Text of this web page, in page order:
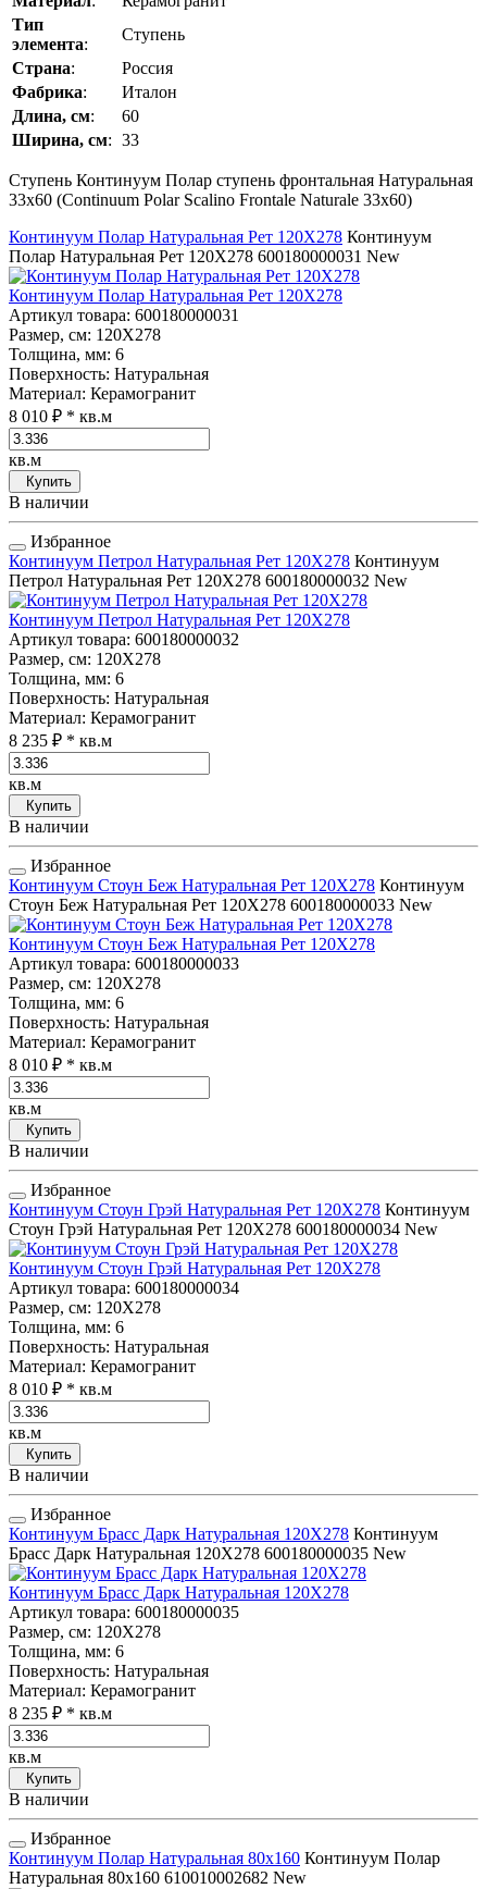
Тип
элемента:
Ступень
Страна:
Россия
Фабрика:
Италон
Длина, см:
60
Ширина, см: 33
Ступень Континуум Полар ступень фронтальная Натуральная
33x60 (Continuum Polar Scalino Frontale Naturale 33x60)
Континуум Полар Натуральная Рет 120Х278 Континуум
Полар Натуральная Рет 120Х278 600180000031 New
Континуум Полар Натуральная Рет 120Х278
Артикул товара: 600180000031
Размер, см: 120Х278
Толщина, мм: 6
Поверхность: Натуральная
Материал: Керамогранит
8 010 ₽ * кв.м
кв.м
Купить
В наличии
Избранное
Континуум Петрол Натуральная Рет 120Х278 Континуум
Петрол Натуральная Рет 120Х278 600180000032 New
Континуум Петрол Натуральная Рет 120Х278
Артикул товара: 600180000032
Размер, см: 120Х278
Толщина, мм: 6
Поверхность: Натуральная
Материал: Керамогранит
8 235 ₽ * кв.м
кв.м
Купить
В наличии
Избранное
Континуум Стоун Беж Натуральная Рет 120Х278 Континуум
Стоун Беж Натуральная Рет 120Х278 600180000033 New
Континуум Стоун Беж Натуральная Рет 120Х278
Артикул товара: 600180000033
Размер, см: 120Х278
Толщина, мм: 6
Поверхность: Натуральная
Материал: Керамогранит
8 010 ₽ * кв.м
кв.м
Купить
В наличии
Избранное
Континуум Стоун Грэй Натуральная Рет 120Х278 Континуум
Стоун Грэй Натуральная Рет 120Х278 600180000034 New
Континуум Стоун Грэй Натуральная Рет 120Х278
Артикул товара: 600180000034
Размер, см: 120Х278
Толщина, мм: 6
Поверхность: Натуральная
Материал: Керамогранит
8 010 ₽ * кв.м
кв.м
Купить
В наличии
Избранное
Континуум Брасс Дарк Натуральная 120Х278 Континуум
Брасс Дарк Натуральная 120Х278 600180000035 New
Континуум Брасс Дарк Натуральная 120Х278
Артикул товара: 600180000035
Размер, см: 120Х278
Толщина, мм: 6
Поверхность: Натуральная
Материал: Керамогранит
8 235 ₽ * кв.м
кв.м
Купить
В наличии
Избранное
Континуум Полар Натуральная 80x160 Континуум Полар
Натуральная 80x160 610010002682 New